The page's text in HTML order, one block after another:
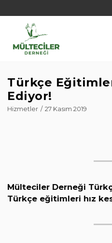
Türkçe
Ediyor!
Hizmetler 27 Kasım 2019
Mülteciler Derneği
Türkçe eğitimleri hız